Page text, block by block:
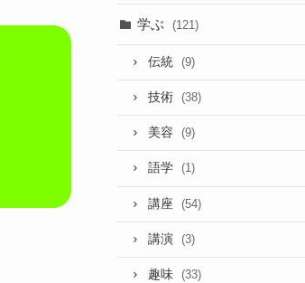
学ぶ (121)
伝統 (9)
技術 (38)
美容 (9)
語学 (1)
講座 (54)
講演 (3)
趣味 (33)